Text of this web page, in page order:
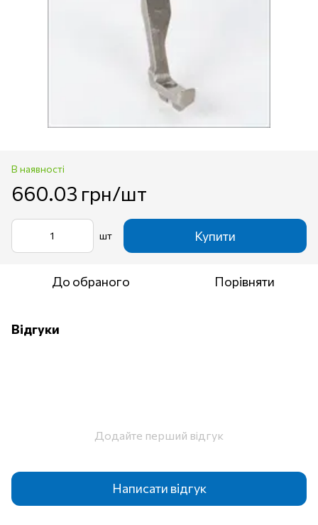
В наявності
660.03 грн/шт
шт Купити
До обраного Порівняти
Відгуки
Додайте перший відгук
Написати відгук